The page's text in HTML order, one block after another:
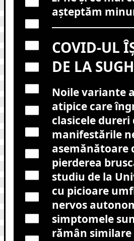
așteptăm
COVID-UL
DE LA
Noile variante
atipice care
clasicele dureri
manifestările
asemănătoare
pierderea
studiu de la
cu picioare
nervos
simptomele
rămân